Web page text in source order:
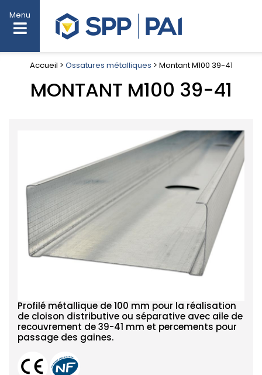
Menu
Accueil > Ossatures métalliques > Montant M100 39-41
MONTANT M100 39-41
Profilé métallique de 100 mm pour la réalisation
de cloison distributive ou séparative avec aile de
recouvrement de 39-41 mm et percements pour
passage des gaines.